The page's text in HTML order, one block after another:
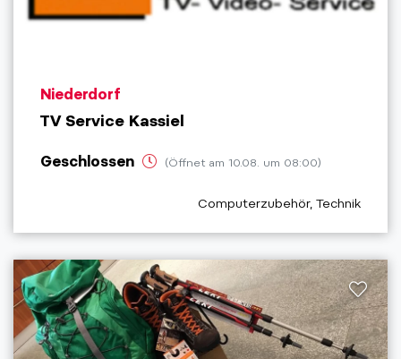
aria.poi_location_prefix
Niederdorf
TV Service Kassiel
Geschlossen (Öffnet am 10.08. um 08:00)
aria.poi_category_prefix
Computerzubehör, Technik